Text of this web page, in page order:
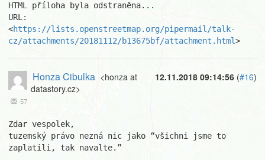
HTML příloha byla odstraněna...
URL:
<https://lists.openstreetmap.org/pipermail/talk-
cz/attachments/20181112/b13675bf/attachment.html>
12.11.2018 09:14:56 (#16)
Honza Cibulka <honza at
datastory.cz>
57
Zdar vespolek,
tuzemský právo nezná nic jako “všichni jsme to
zaplatili, tak navalte.”